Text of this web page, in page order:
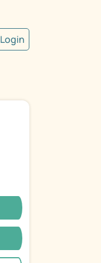
Login